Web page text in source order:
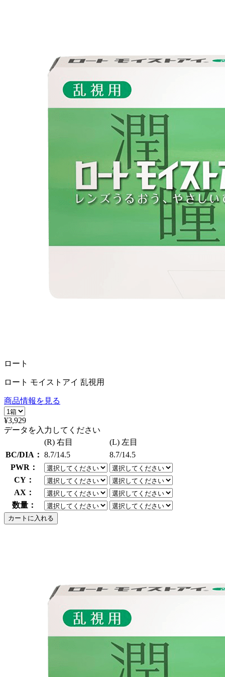
ロート
ロート モイストアイ 乱視用
商品情報を見る
¥3,929
データを入力してください
(R) 右目
(L) 左目
BC/DIA： 8.7/14.5
8.7/14.5
PWR：
CY：
AX：
数量：
カートに入れる